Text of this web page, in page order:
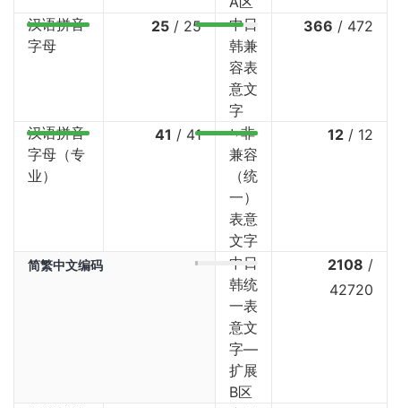
汉语拼音
字母
25 / 25
中日
韩兼
容表
意文
字
366 / 472
汉语拼音
字母（专
业）
41 / 41
⤷非
兼容
（统
一）
表意
文字
12 / 12
简繁中文编码
中日
韩统
一表
意文
字—
扩展
B区
2108 /
42720